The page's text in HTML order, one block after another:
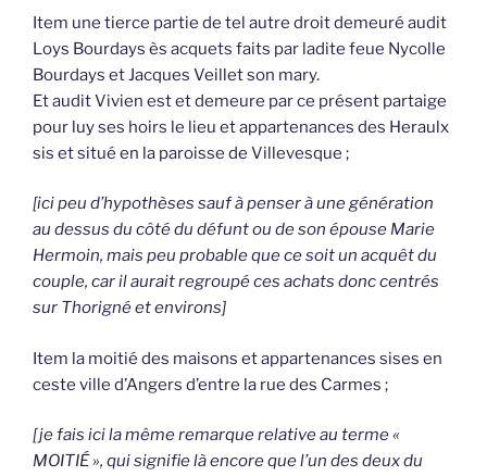
Item une tierce partie de tel autre droit demeuré audit
Loys Bourdays ès acquets faits par ladite feue Nycolle
Bourdays et Jacques Veillet son mary.
Et audit Vivien est et demeure par ce présent partaige
pour luy ses hoirs le lieu et appartenances des Heraulx
sis et situé en la paroisse de Villevesque ;
[ici peu d’hypothèses sauf à penser à une génération
au dessus du côté du défunt ou de son épouse Marie
Hermoin, mais peu probable que ce soit un acquêt du
couple, car il aurait regroupé ces achats donc centrés
sur Thorigné et environs]
Item la moitié des maisons et appartenances sises en
ceste ville d’Angers d’entre la rue des Carmes ;
[je fais ici la même remarque relative au terme «
MOITIÉ », qui signifie là encore que l’un des deux du